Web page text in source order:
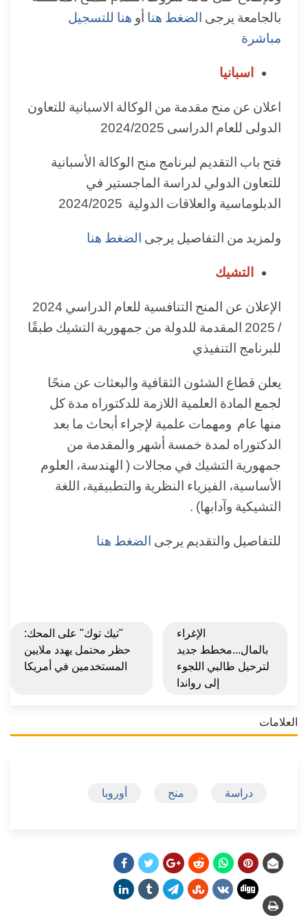
بالجامعة يرجى الضغط هنا أو هنا للتسجيل
مباشرة
اسبانيا
اعلان عن منح مقدمة من الوكالة الاسبانية للتعاون
الدولى للعام الدراسى 2024/2025
فتح باب التقديم لبرنامج منح الوكالة الأسبانية
للتعاون الدولي لدراسة الماجستير في
الدبلوماسية والعلاقات الدولية 2024/2025
ولمزيد من التفاصيل يرجى الضغط هنا
التشيك
الإعلان عن المنح التنافسية للعام الدراسي 2024
/ 2025 المقدمة للدولة من جمهورية التشيك طبقًا
للبرنامج التنفيذي
يعلن قطاع الشئون الثقافية والبعثات عن منحًا
لجمع المادة العلمية اللازمة للدكتوراه مدة كل
منها عام ومهمات علمية لإجراء أبحاث ما بعد
الدكتوراه لمدة خمسة أشهر والمقدمة من
جمهورية التشيك في مجالات ( الهندسة، العلوم
الأساسية، الفيزياء النظرية والتطبيقية، اللغة
التشيكية وآدابها) .
للتفاصيل والتقديم يرجى الضغط هنا
الإغراء
بالمال...مخطط جديد
لترحيل طالبي اللجوء
إلى رواندا
"تيك توك" على المحك:
حظر محتمل يهدد ملايين
المستخدمين في أمريكا
العلامات
دراسة منح أوروبا